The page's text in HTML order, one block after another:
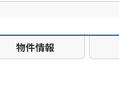
物件情報